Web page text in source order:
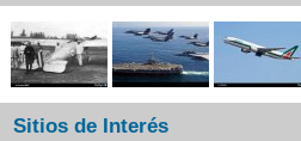
Sitios de Interés